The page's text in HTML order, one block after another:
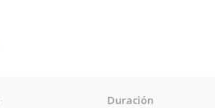
Duración